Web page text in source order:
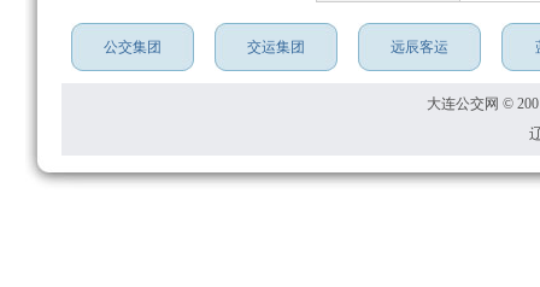
公交集团 交运集团 远辰客运
大连公交网 ©